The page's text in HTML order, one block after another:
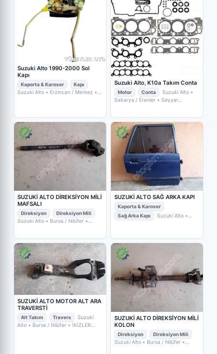
Suzuki Alto 1990-2000 Sol
Kapı
Kaporta & Karoser Kapı
Suzuki Alto • Erzincan / Merkez •
Suzuki Alto, K10a Takım Conta
Motor Conta Suzuki Alto •
Sakarya / Erenler • Seyyar
SUZUKİ ALTO DİREKSİYON MİLİ
MAFSALI
Direksiyon Direksiyon Mili
Suzuki Alto • Bursa / Nilüfer •
SUZUKİ ALTO SAĞ ARKA KAPI
Kaporta & Karoser
Sağ Arka Kapı
Suzuki Alto •
SUZUKİ ALTO MOTOR ALT ARA
TRAVERSTİ
Alt Takım Travers
Suzuki
Alto • Bursa / Nilüfer • İKİZLER
SUZUKİ ALTO DİREKSİYON MİLİ
KOLON
Direksiyon Direksiyon Mili
Suzuki Alto • Bursa / Nilüfer •